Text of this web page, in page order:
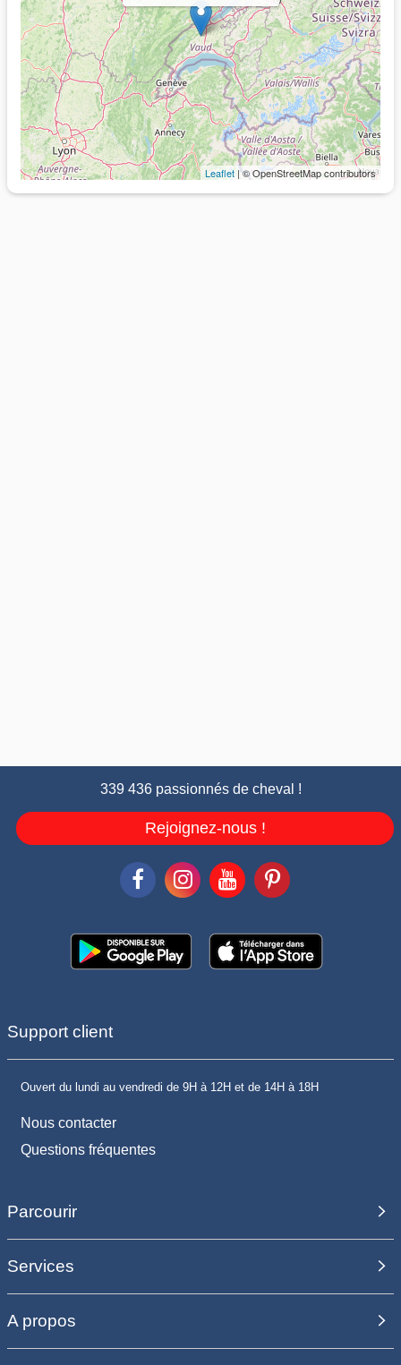
Leaflet | © OpenStreetMap contributors
339 436 passionnés de cheval !
Rejoignez-nous !
Support client
Ouvert du lundi au vendredi de 9H à 12H et de 14H à 18H
Nous contacter
Questions fréquentes
Parcourir
Services
A propos